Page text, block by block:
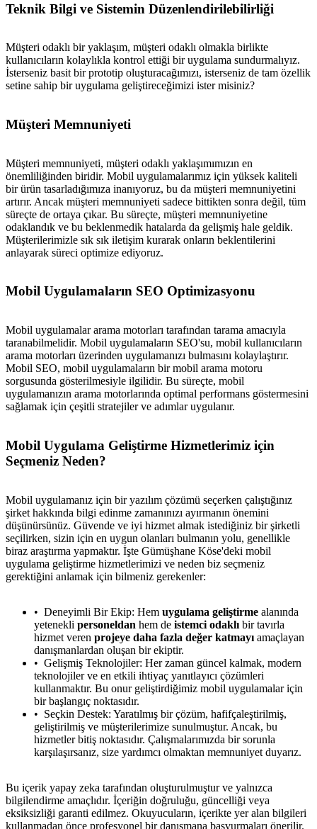
İletişim
Teknik Bilgi ve Sistemin Düzenlendirilebilirliği
Müşteri odaklı bir yaklaşım, müşteri odaklı olmakla birlikte
kullanıcıların kolaylıkla kontrol ettiği bir uygulama sundurmalıyız.
İsterseniz basit bir prototip oluşturacağımızı, isterseniz de tam özellik
setine sahip bir uygulama geliştireceğimizi ister misiniz?
Müşteri Memnuniyeti
Müşteri memnuniyeti, müşteri odaklı yaklaşımımızın en
önemliliğinden biridir. Mobil uygulamalarımız için yüksek kaliteli
bir ürün tasarladığımıza inanıyoruz, bu da müşteri memnuniyetini
artırır. Ancak müşteri memnuniyeti sadece bittikten sonra değil, tüm
süreçte de ortaya çıkar. Bu süreçte, müşteri memnuniyetine
odaklandık ve bu beklenmedik hatalarda da gelişmiş hale geldik.
Müşterilerimizle sık sık iletişim kurarak onların beklentilerini
anlayarak süreci optimize ediyoruz.
Mobil Uygulamaların SEO Optimizasyonu
Mobil uygulamalar arama motorları tarafından tarama amacıyla
taranabilmelidir. Mobil uygulamaların SEO'su, mobil kullanıcıların
arama motorları üzerinden uygulamanızı bulmasını kolaylaştırır.
Mobil SEO, mobil uygulamaların bir mobil arama motoru
sorgusunda gösterilmesiyle ilgilidir. Bu süreçte, mobil
uygulamanızın arama motorlarında optimal performans göstermesini
sağlamak için çeşitli stratejiler ve adımlar uygulanır.
Mobil Uygulama Geliştirme Hizmetlerimiz için
Seçmeniz Neden?
Mobil uygulamanız için bir yazılım çözümü seçerken çalıştığınız
şirket hakkında bilgi edinme zamanınızı ayırmanın önemini
düşünürsünüz. Güvende ve iyi hizmet almak istediğiniz bir şirketli
seçilirken, sizin için en uygun olanları bulmanın yolu, genellikle
biraz araştırma yapmaktır. İşte Gümüşhane Köse'deki mobil
uygulama geliştirme hizmetlerimizi ve neden biz seçmeniz
gerektiğini anlamak için bilmeniz gerekenler:
Deneyimli Bir Ekip: Hem uygulama geliştirme alanında
yetenekli personeldan hem de istemci odaklı bir tavırla
hizmet veren projeye daha fazla değer katmayı amaçlayan
danışmanlardan oluşan bir ekiptir.
Gelişmiş Teknolojiler: Her zaman güncel kalmak, modern
teknolojiler ve en etkili ihtiyaç yanıtlayıcı çözümleri
kullanmaktır. Bu onur geliştirdiğimiz mobil uygulamalar için
bir başlangıç noktasıdır.
Seçkin Destek: Yaratılmış bir çözüm, hafifçaleştirilmiş,
geliştirilmiş ve müşterilerimize sunulmuştur. Ancak, bu
hizmetler bitiş noktasıdır. Çalışmalarımızda bir sorunla
karşılaşırsanız, size yardımcı olmaktan memnuniyet duyarız.
Bu içerik yapay zeka tarafından oluşturulmuştur ve yalnızca
bilgilendirme amaçlıdır. İçeriğin doğruluğu, güncelliği veya
eksiksizliği garanti edilmez. Okuyucuların, içerikte yer alan bilgileri
kullanmadan önce profesyonel bir danışmana başvurmaları önerilir.